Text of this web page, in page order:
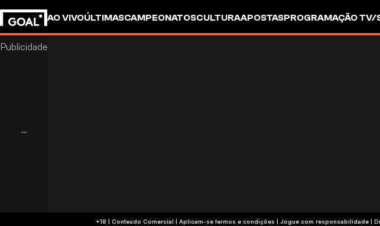
AO VIVOÚLTIMASCAMPEONATOSCULTURAAPOSTASPROGRAMAÇÃO TV/
+18 | Conteúdo Comercial | Aplicam-se termos e condições | Jogue com responsabilidade |